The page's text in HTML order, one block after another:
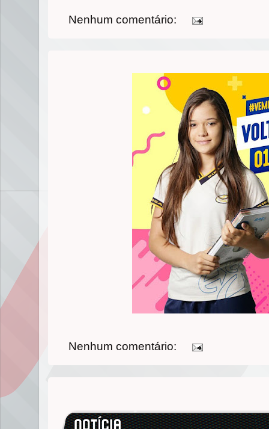
Nenhum comentário:
Nenhum comentário: